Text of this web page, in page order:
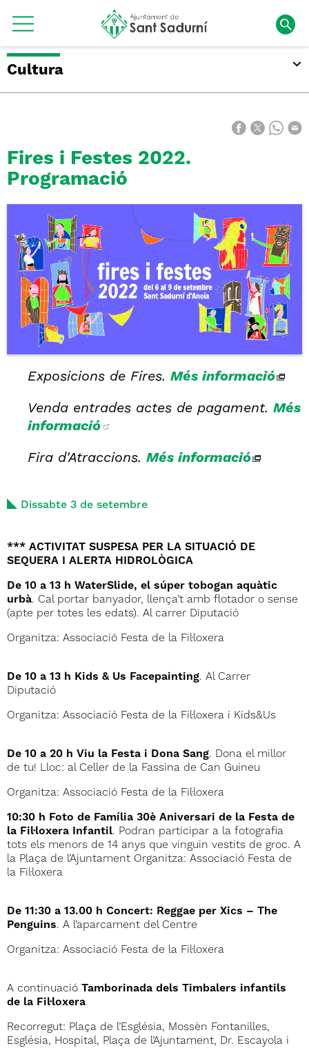
Cultura
Fires i Festes 2022.
Programació
Exposicions de Fires. Més informació
Venda entrades actes de pagament. Més
informació
Fira d'Atraccions. Més informació
Dissabte 3 de setembre
*** ACTIVITAT SUSPESA PER LA SITUACIÓ DE
SEQUERA I ALERTA HIDROLÒGICA
De 10 a 13 h WaterSlide, el súper tobogan aquàtic
urbà. Cal portar banyador, llença’t amb flotador o sense
(apte per totes les edats). Al carrer Diputació
Organitza: Associació Festa de la Fil·loxera
De 10 a 13 h Kids & Us Facepainting. Al Carrer
Diputació
Organitza: Associació Festa de la Fil·loxera i Kids&Us
De 10 a 20 h Viu la Festa i Dona Sang. Dona el millor
de tu! Lloc: al Celler de la Fassina de Can Guineu
Organitza: Associació Festa de la Fil·loxera
10:30 h Foto de Família 30è Aniversari de la Festa de
la Fil·loxera Infantil. Podran participar a la fotografia
tots els menors de 14 anys que vinguin vestits de groc. A
la Plaça de l’Ajuntament Organitza: Associació Festa de
la Fil·loxera
De 11:30 a 13.00 h Concert: Reggae per Xics – The
Penguins. A l’aparcament del Centre
Organitza: Associació Festa de la Fil·loxera
A continuació Tamborinada dels Timbalers infantils
de la Fil·loxera
Recorregut: Plaça de l’Església, Mossèn Fontanilles,
Església, Hospital, Plaça de l’Ajuntament, Dr. Escayola i